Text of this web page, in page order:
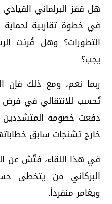
هل قفز البرلماني
في خطوة تقاربية
التطورات؟ وهل قُرئت
يجب؟
ربما نعم، ومع ذلك فإن
تُحسب للانتقالي في
دفعت خصومه المتشددين
خارج تشنجات سابق
في هذا اللقاء، فتّش عن
البركاني من يتخطى
ويغامر منفرداً.